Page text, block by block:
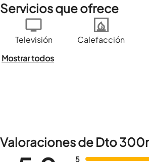
Servicios que ofrece
Televisión Calefacción
Mostrar todos
Valoraciones de Dto
5